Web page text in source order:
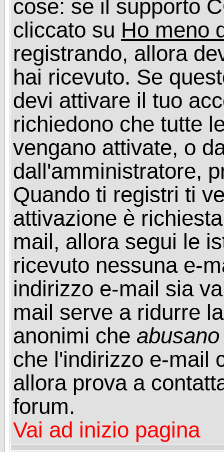
cose: se il supporto
cliccato su Ho meno
registrando, allora
hai ricevuto. Se
devi attivare il tuo
richiedono che tutte
vengano attivate, o
dall'amministratore,
Quando ti registri ti
attivazione è
mail, allora segui le
ricevuto nessuna e-
indirizzo e-mail sia
mail serve a ridurre
anonimi che abusano
che l'indirizzo e-mail
allora prova a
forum.
Vai ad inizio pagina